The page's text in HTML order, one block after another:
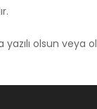
yazılı olsun